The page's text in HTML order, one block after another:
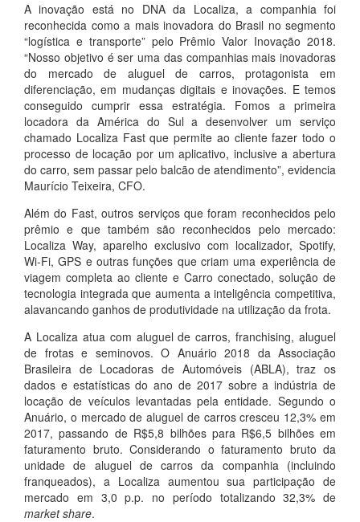
A inovação está no DNA da Localiza, a companhia foi
reconhecida como a mais inovadora do Brasil no segmento
“logística e transporte” pelo Prêmio Valor Inovação 2018.
“Nosso objetivo é ser uma das companhias mais inovadoras
do mercado de aluguel de carros, protagonista em
diferenciação, em mudanças digitais e inovações. E temos
conseguido cumprir essa estratégia. Fomos a primeira
locadora da América do Sul a desenvolver um serviço
chamado Localiza Fast que permite ao cliente fazer todo o
processo de locação por um aplicativo, inclusive a abertura
do carro, sem passar pelo balcão de atendimento”, evidencia
Maurício Teixeira, CFO.
Além do Fast, outros serviços que foram reconhecidos pelo
prêmio e que também são reconhecidos pelo mercado:
Localiza Way, aparelho exclusivo com localizador, Spotify,
Wi-Fi, GPS e outras funções que criam uma experiência de
viagem completa ao cliente e Carro conectado, solução de
tecnologia integrada que aumenta a inteligência competitiva,
alavancando ganhos de produtividade na utilização da frota.
A Localiza atua com aluguel de carros, franchising, aluguel
de frotas e seminovos. O Anuário 2018 da Associação
Brasileira de Locadoras de Automóveis (ABLA), traz os
dados e estatísticas do ano de 2017 sobre a indústria de
locação de veículos levantadas pela entidade. Segundo o
Anuário, o mercado de aluguel de carros cresceu 12,3% em
2017, passando de R$5,8 bilhões para R$6,5 bilhões em
faturamento bruto. Considerando o faturamento bruto da
unidade de aluguel de carros da companhia (incluindo
franqueados), a Localiza aumentou sua participação de
mercado em 3,0 p.p. no período totalizando 32,3% de
market share.